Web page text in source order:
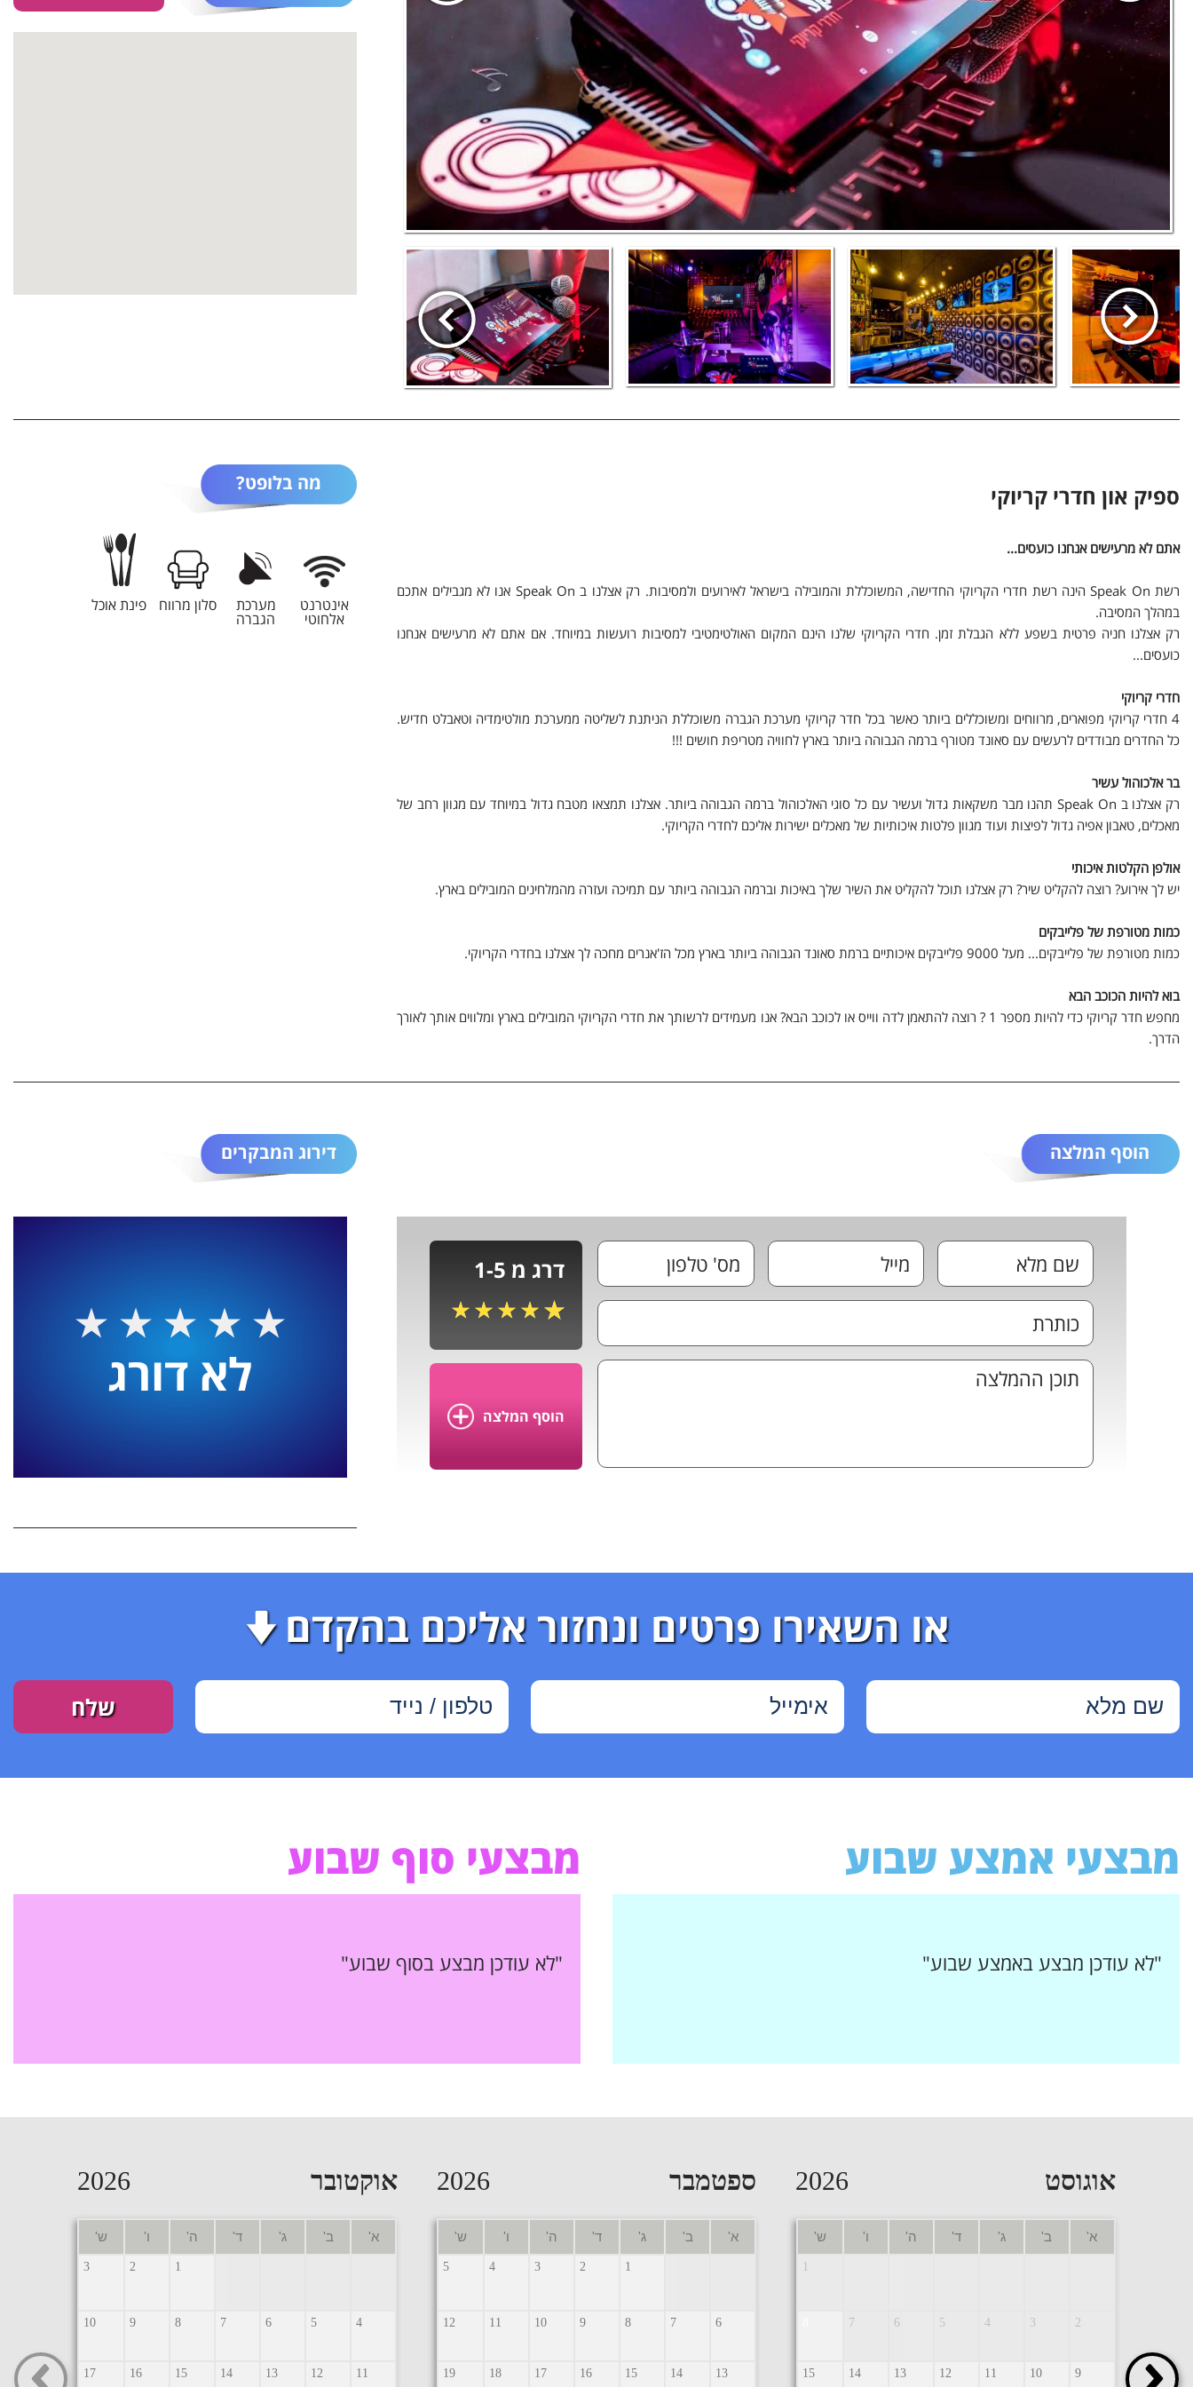
מה בלופט?
אינטרנט
אלחוטי
מערכת
הגברה
סלון מרווח פינת אוכל
ספיק און חדרי קריוקי
אתם לא מרעישים אנחנו כועסים...
רשת Speak On הינה רשת חדרי הקריוקי החדישה, המשוכללת והמובילה בישראל לאירועים ולמסיבות. רק אצלנו ב Speak On אנו לא מגבילים אתכם
במהלך המסיבה.
רק אצלנו חניה פרטית בשפע ללא הגבלת זמן. חדרי הקריוקי שלנו הינם המקום האולטימטיבי למסיבות רועשות במיוחד. אם אתם לא מרעישים אנחנו
כועסים...
חדרי קריוקי
4 חדרי קריוקי מפוארים, מרווחים ומשוכללים ביותר כאשר בכל חדר קריוקי מערכת הגברה משוכללת הניתנת לשליטה ממערכת מולטימדיה וטאבלט חדיש.
כל החדרים מבודדים לרעשים עם סאונד מטורף ברמה הגבוהה ביותר בארץ לחוויה מטריפת חושים !!!
בר אלכוהול עשיר
רק אצלנו ב Speak On תהנו מבר משקאות גדול ועשיר עם כל סוגי האלכוהול ברמה הגבוהה ביותר. אצלנו תמצאו מטבח גדול במיוחד עם מגוון רחב של
מאכלים, טאבון אפיה גדול לפיצות ועוד מגוון פלטות איכותיות של מאכלים ישירות אליכם לחדרי הקריוקי.
אולפן הקלטות איכותי
יש לך אירוע? רוצה להקליט שיר? רק אצלנו תוכל להקליט את השיר שלך באיכות וברמה הגבוהה ביותר עם תמיכה ועזרה מהמלחינים המובילים בארץ.
כמות מטורפת של פלייבקים
כמות מטורפת של פלייבקים... מעל 9000 פלייבקים איכותיים ברמת סאונד הגבוהה ביותר בארץ מכל הז'אנרים מחכה לך אצלנו בחדרי הקריוקי.
בוא להיות הכוכב הבא
מחפש חדר קריוקי כדי להיות מספר 1 ? רוצה להתאמן לדה ווייס או לכוכב הבא? אנו מעמידים לרשותך את חדרי הקריוקי המובילים בארץ ומלווים אותך לאורך
הדרך.
דירוג המבקרים
לא דורג
הוסף המלצה
דרג מ 1-5
הוסף המלצה
או השאירו פרטים ונחזור אליכם בהקדם
מבצעי אמצע שבוע
"לא עודכן מבצע באמצע שבוע"
מבצעי סוף שבוע
"לא עודכן מבצע בסוף שבוע"
אוגוסט 2026
א' ב' ג' ד' ה' ו' ש'
1
2
3
4
5
6
7
9
10
11
12
13
14
15
ספטמבר 2026
א' ב' ג' ד' ה' ו' ש'
1
2
3
4
5
6
7
8
9
10
11
12
13
14
15
16
17
18
19
אוקטובר 2026
א' ב' ג' ד' ה' ו' ש'
1
2
3
4
5
6
7
8
9
10
11
12
13
14
15
16
17